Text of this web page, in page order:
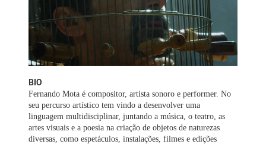
BIO
Fernando Mota é compositor, artista sonoro e performer. No
seu percurso artístico tem vindo a desenvolver uma
linguagem multidisciplinar, juntando a música, o teatro, as
artes visuais e a poesia na criação de objetos de naturezas
diversas, como espetáculos, instalações, filmes e edições